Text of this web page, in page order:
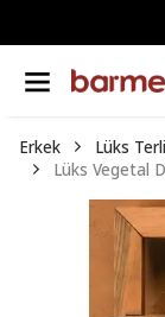
Erkek
Lüks
Lüks Vegetal